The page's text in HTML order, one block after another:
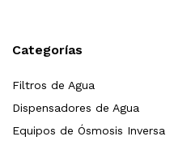
Categorías
Filtros de Agua
Dispensadores de Agua
Equipos de Ósmosis Inversa